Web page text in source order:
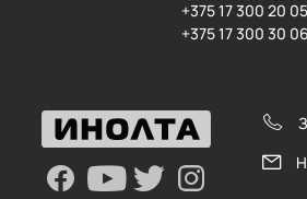
+375 17 300 20 05
+375 17 300 30 06